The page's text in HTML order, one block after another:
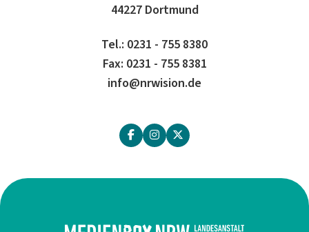
44227 Dortmund
Tel.: 0231 - 755 8380
Fax: 0231 - 755 8381
info@nrwision.de